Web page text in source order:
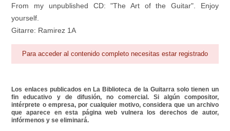
Área personal
From my unpublished CD: "The Art of the Guitar". Enjoy
yourself.
Gitarre: Ramirez 1A
Para acceder al contenido completo necesitas estar registrado
Los enlaces publicados en La Biblioteca de la Guitarra solo tienen un
fin educativo y de difusión, no comercial. Si algún compositor,
intérprete o empresa, por cualquier motivo, considera que un archivo
que aparece en esta página web vulnera los derechos de autor,
infórmenos y se eliminará.